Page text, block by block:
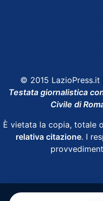
© 2015 LazioPress.it
Testata giornalistica
Civile di
È vietata la copia, totale
relativa citazione. I